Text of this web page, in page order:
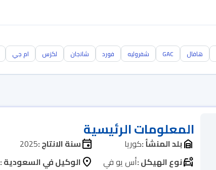
هافال GAC شفروليه فورد شانجان لكزس ام جي
المعلومات الرئيسية
بلد المنشأ :كوريا سنة الانتاج :2025
نوع الهيكل :أس يو في
الوكيل في السعودية :